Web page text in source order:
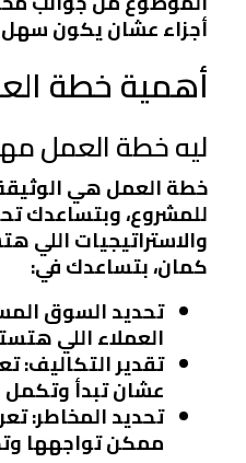
أجزاء عشان يكون
أهمية خطة
ليه خطة العمل
خطة العمل هي
للمشروع، وبتساعدك
والاستراتيجيات اللي
كمان، بتساعدك في:
تحديد السوق
العملاء اللي
تقدير التكاليف:
عشان تبدأ
تحديد المخاطر:
ممكن تواجهها